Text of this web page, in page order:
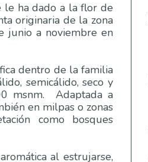
le ha dado a la flor de
originaria de la zona
junio a noviembre en
dentro de la familia
semicálido, seco y
msnm. Adaptada a
en milpas o zonas
como bosques
al estrujarse,